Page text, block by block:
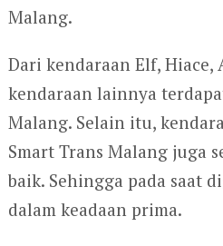
Malang.
Dari kendaraan Elf, Hiace,
kendaraan lainnya
Malang. Selain itu,
Smart Trans Malang juga
baik. Sehingga pada saat
dalam keadaan prima.